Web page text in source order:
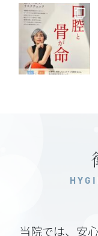
当院では、安